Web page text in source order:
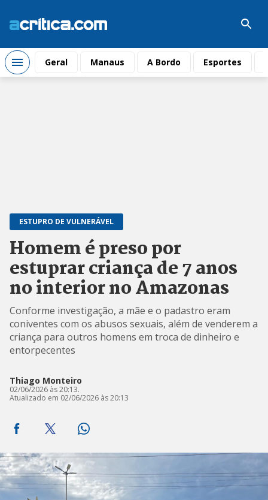
Geral Manaus A Bordo Esportes
ESTUPRO DE VULNERÁVEL
Homem é preso por
estuprar criança de 7 anos
no interior no Amazonas
Conforme investigação, a mãe e o padastro eram
coniventes com os abusos sexuais, além de venderem a
criança para outros homens em troca de dinheiro e
entorpecentes
Thiago Monteiro
02/06/2026 às 20:13.
Atualizado em 02/06/2026 às 20:13